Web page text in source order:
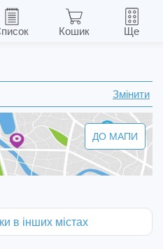
табл. №20
Змінити
ДО МАПИ
в інших містах
Кошик Ще